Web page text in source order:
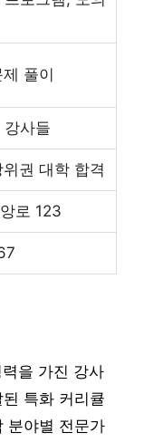
풀이
강사들
권 대학 합격
로 123
을 가진 강사
특화 커리큘
분야별 전문가